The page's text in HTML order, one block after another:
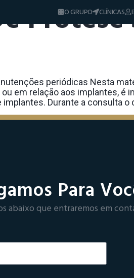
O GRUPO CLÍNICAS
periódicas Nesta
em relação aos implantes, é
Durante a consulta o
Para
abaixo que entraremos em